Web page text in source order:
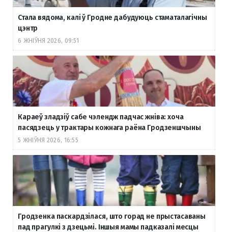
Стала вядома, калі ў Гродне дабудуюць стаматалагічны
цэнтр
6 ЖНІЎНЯ 2026, 09:51
Караеў зладзіў сабе чэлендж падчас жніва: хоча
пасядзець у трактары кожнага раёна Гродзеншчыны
5 ЖНІЎНЯ 2026, 16:55
Гродзенка паскардзілася, што горад не прыстасаваны
пад прагулкі з дзецьмі. Іншыя мамы падказалі месцы